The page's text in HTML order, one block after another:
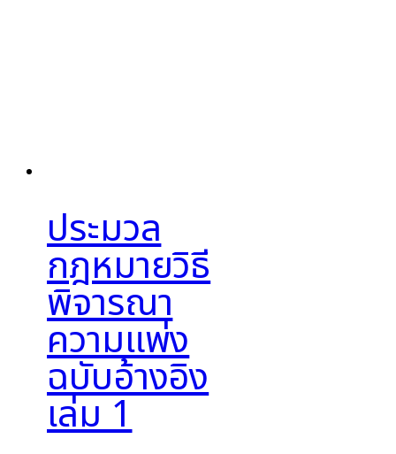
ประมวล
กฎหมายวิธี
พิจารณา
ความแพ่ง
ฉบับอ้างอิง
เล่ม 1